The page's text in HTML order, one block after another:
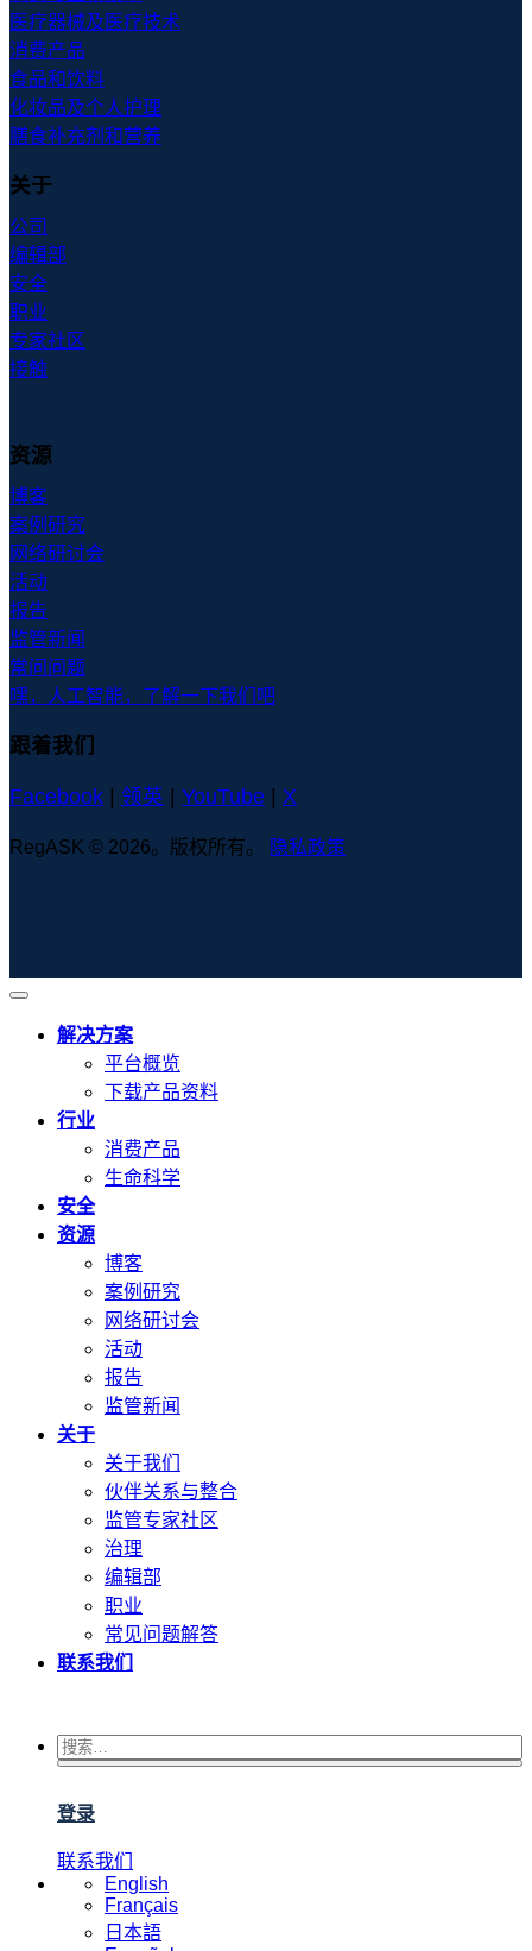
医疗器械及医疗技术
消费产品
食品和饮料
化妆品及个人护理
膳食补充剂和营养
关于
公司
编辑部
安全
职业
专家社区
接触
资源
博客
案例研究
网络研讨会
活动
报告
监管新闻
常问问题
嘿，人工智能，了解一下我们吧
跟着我们
Facebook 领英 YouTube X
RegASK © 2026。版权所有。 隐私政策
解决方案
平台概览
下载产品资料
行业
消费产品
生命科学
安全
资源
博客
案例研究
网络研讨会
活动
报告
监管新闻
关于
关于我们
伙伴关系与整合
监管专家社区
治理
编辑部
职业
常见问题解答
联系我们
登录
联系我们
English
Français
日本語